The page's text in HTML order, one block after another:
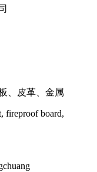
、皮革、金属
board,